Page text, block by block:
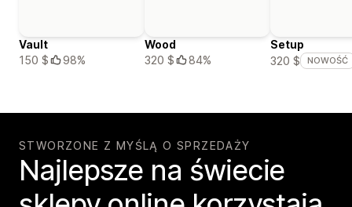
Vault
150 $
98%
Wood
320 $
84%
Setup
320 $
NOWOŚĆ
STWORZONE Z MYŚLĄ O SPRZEDAŻY
Najlepsze na świecie